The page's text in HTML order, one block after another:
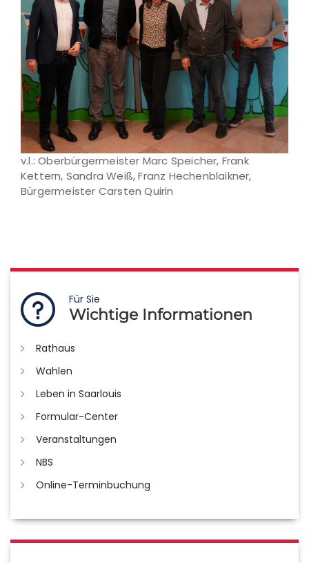
v.l.: Oberbürgermeister Marc Speicher, Frank
Kettern, Sandra Weiß, Franz Hechenblaikner,
Bürgermeister Carsten Quirin
Für Sie
Wichtige Informationen
Rathaus
Wahlen
Leben in Saarlouis
Formular-Center
Veranstaltungen
NBS
Online-Terminbuchung